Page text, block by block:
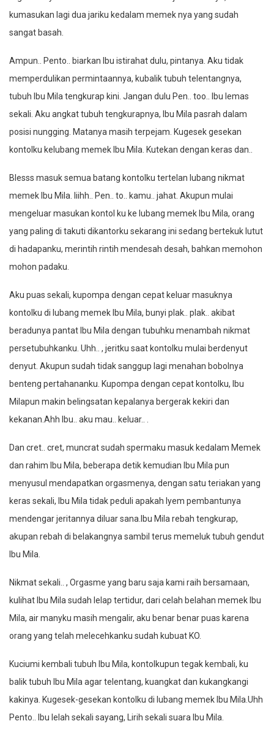
kumasukan lagi dua jariku kedalam memek nya yang sudah
sangat basah.
Ampun.. Pento.. biarkan Ibu istirahat dulu, pintanya. Aku tidak
memperdulikan permintaannya, kubalik tubuh telentangnya,
tubuh Ibu Mila tengkurap kini. Jangan dulu Pen.. too.. Ibu lemas
sekali. Aku angkat tubuh tengkurapnya, Ibu Mila pasrah dalam
posisi nungging. Matanya masih terpejam. Kugesek gesekan
kontolku kelubang memek Ibu Mila. Kutekan dengan keras dan..
Blesss masuk semua batang kontolku tertelan lubang nikmat
memek Ibu Mila. Iiihh.. Pen.. to.. kamu.. jahat. Akupun mulai
mengeluar masukan kontol ku ke lubang memek Ibu Mila, orang
yang paling di takuti dikantorku sekarang ini sedang bertekuk lutut
di hadapanku, merintih rintih mendesah desah, bahkan memohon
mohon padaku.
Aku puas sekali, kupompa dengan cepat keluar masuknya
kontolku di lubang memek Ibu Mila, bunyi plak.. plak.. akibat
beradunya pantat Ibu Mila dengan tubuhku menambah nikmat
persetubuhkanku. Uhh.. , jeritku saat kontolku mulai berdenyut
denyut. Akupun sudah tidak sanggup lagi menahan bobolnya
benteng pertahananku. Kupompa dengan cepat kontolku, Ibu
Milapun makin belingsatan kepalanya bergerak kekiri dan
kekanan.Ahh Ibu.. aku mau.. keluar.. .
Dan cret.. cret, muncrat sudah spermaku masuk kedalam Memek
dan rahim Ibu Mila, beberapa detik kemudian Ibu Mila pun
menyusul mendapatkan orgasmenya, dengan satu teriakan yang
keras sekali, Ibu Mila tidak peduli apakah Iyem pembantunya
mendengar jeritannya diluar sana.Ibu Mila rebah tengkurap,
akupan rebah di belakangnya sambil terus memeluk tubuh gendut
Ibu Mila.
Nikmat sekali.. , Orgasme yang baru saja kami raih bersamaan,
kulihat Ibu Mila sudah lelap tertidur, dari celah belahan memek Ibu
Mila, air manyku masih mengalir, aku benar benar puas karena
orang yang telah melecehkanku sudah kubuat KO.
Kuciumi kembali tubuh Ibu Mila, kontolkupun tegak kembali, ku
balik tubuh Ibu Mila agar telentang, kuangkat dan kukangkangi
kakinya. Kugesek-gesekan kontolku di lubang memek Ibu Mila.Uhh
Pento.. Ibu lelah sekali sayang, Lirih sekali suara Ibu Mila.